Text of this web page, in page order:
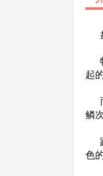
盘
特
起
而
鳞
跟
色